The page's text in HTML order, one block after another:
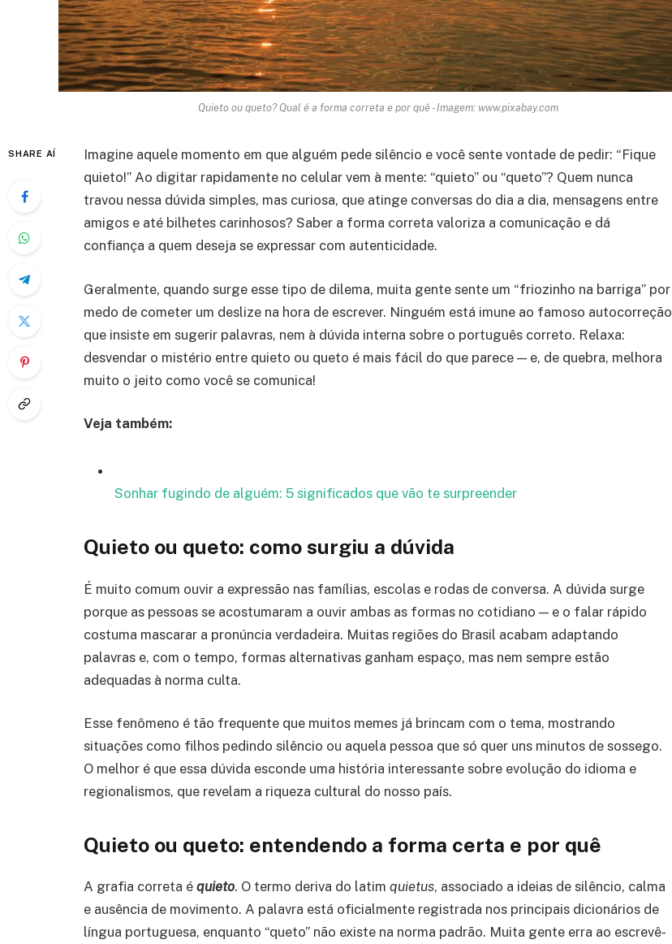
Quieto ou queto? Qual é a forma correta e por quê - Imagem: www.pixabay.com
SHARE AÍ
Imagine aquele momento em que alguém pede silêncio e você sente vontade de pedir: “Fique
quieto!” Ao digitar rapidamente no celular vem à mente: “quieto” ou “queto”? Quem nunca
travou nessa dúvida simples, mas curiosa, que atinge conversas do dia a dia, mensagens entre
amigos e até bilhetes carinhosos? Saber a forma correta valoriza a comunicação e dá
confiança a quem deseja se expressar com autenticidade.
Geralmente, quando surge esse tipo de dilema, muita gente sente um “friozinho na barriga” por
medo de cometer um deslize na hora de escrever. Ninguém está imune ao famoso autocorreção
que insiste em sugerir palavras, nem à dúvida interna sobre o português correto. Relaxa:
desvendar o mistério entre quieto ou queto é mais fácil do que parece — e, de quebra, melhora
muito o jeito como você se comunica!
Veja também:
Sonhar fugindo de alguém: 5 significados que vão te surpreender
Quieto ou queto: como surgiu a dúvida
É muito comum ouvir a expressão nas famílias, escolas e rodas de conversa. A dúvida surge
porque as pessoas se acostumaram a ouvir ambas as formas no cotidiano — e o falar rápido
costuma mascarar a pronúncia verdadeira. Muitas regiões do Brasil acabam adaptando
palavras e, com o tempo, formas alternativas ganham espaço, mas nem sempre estão
adequadas à norma culta.
Esse fenômeno é tão frequente que muitos memes já brincam com o tema, mostrando
situações como filhos pedindo silêncio ou aquela pessoa que só quer uns minutos de sossego.
O melhor é que essa dúvida esconde uma história interessante sobre evolução do idioma e
regionalismos, que revelam a riqueza cultural do nosso país.
Quieto ou queto: entendendo a forma certa e por quê
A grafia correta é quieto. O termo deriva do latim quietus, associado a ideias de silêncio, calma
e ausência de movimento. A palavra está oficialmente registrada nos principais dicionários de
língua portuguesa, enquanto “queto” não existe na norma padrão. Muita gente erra ao escrevê-